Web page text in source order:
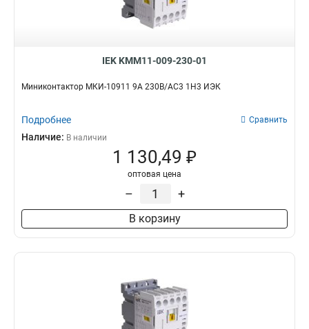
IEK KMM11-009-230-01
Миниконтактор МКИ-10911 9А 230В/АС3 1Н3 ИЭК
Подробнее Сравнить
Наличие: В наличии
1 130,49 ₽
оптовая цена
– +
В корзину